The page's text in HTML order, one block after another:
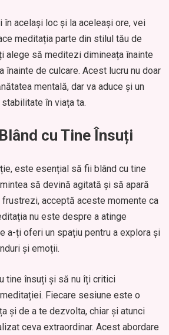
același loc și la aceleași ore, vei
meditația parte din stilul tău de
alege să meditezi dimineața înainte
înainte de culcare. Acest lucru nu doar
mentală, dar va aduce și un
în viața ta.
cu Tine Însuți
este esențial să fii blând cu tine
să devină agitată și să apară
acceptă aceste momente ca
nu este despre a atinge
a-ți oferi un spațiu pentru a explora și
și emoții.
tine însuți și să nu îți critici
Fiecare sesiune este o
și de a te dezvolta, chiar și atunci
ceva extraordinar. Acest abordare